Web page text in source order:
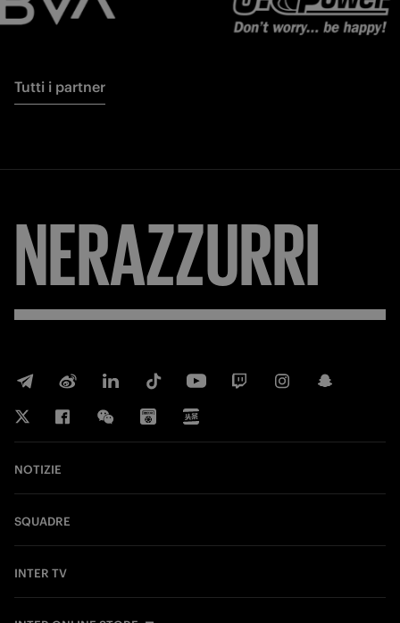
Tutti i partner
NERAZZURRI
NOTIZIE
SQUADRE
INTER TV